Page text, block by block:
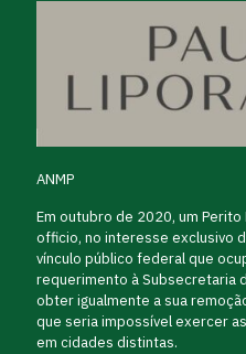
ANMP
Em outubro de 2020, um
officio, no interesse exclusivo
vínculo público federal que
requerimento à Subsecretaria
obter igualmente a sua
que seria impossível exercer
em cidades distintas.